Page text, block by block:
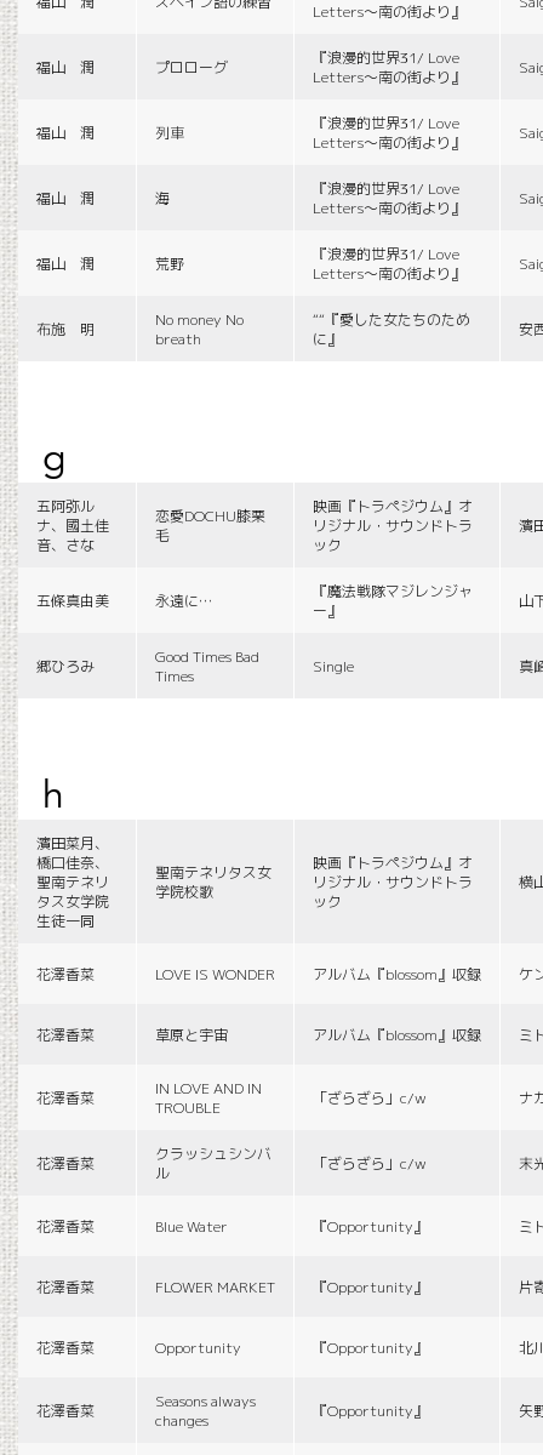
Letters〜南の街より』
福山 潤 プロローグ
『浪漫的世界31/ Love
Letters〜南の街より』
福山 潤 列車
『浪漫的世界31/ Love
Letters〜南の街より』
福山 潤 海
『浪漫的世界31/ Love
Letters〜南の街より』
福山 潤 荒野
『浪漫的世界31/ Love
Letters〜南の街より』
布施 明
No money No
breath
““『愛した女たちのため
に』
安
g
五阿弥ル
ナ、國土佳
音、さな
恋愛DOCHU膝栗
毛
映画『トラペジウム』オ
リジナル・サウンドトラ
ック
濱
五條真由美 永遠に…
『魔法戦隊マジレンジャ
ー』
山
郷ひろみ
Good Times Bad
Times
Single 真
h
濱田菜月、
橋口佳奈、
聖南テネリ
タス女学院
生徒一同
聖南テネリタス女
学院校歌
映画『トラペジウム』オ
リジナル・サウンドトラ
ック
横
花澤香菜 LOVE IS WONDER アルバム『blossom』収録 ケ
花澤香菜 草原と宇宙 アルバム『blossom』収録 ミ
花澤香菜
IN LOVE AND IN
TROUBLE
「ざらざら」c/w ナ
花澤香菜
クラッシュシンバ
ル
「ざらざら」c/w 末
花澤香菜 Blue Water 『Opportunity』 ミ
花澤香菜 FLOWER MARKET 『Opportunity』 片
花澤香菜 Opportunity 『Opportunity』 北
花澤香菜
Seasons always
changes
『Opportunity』 矢